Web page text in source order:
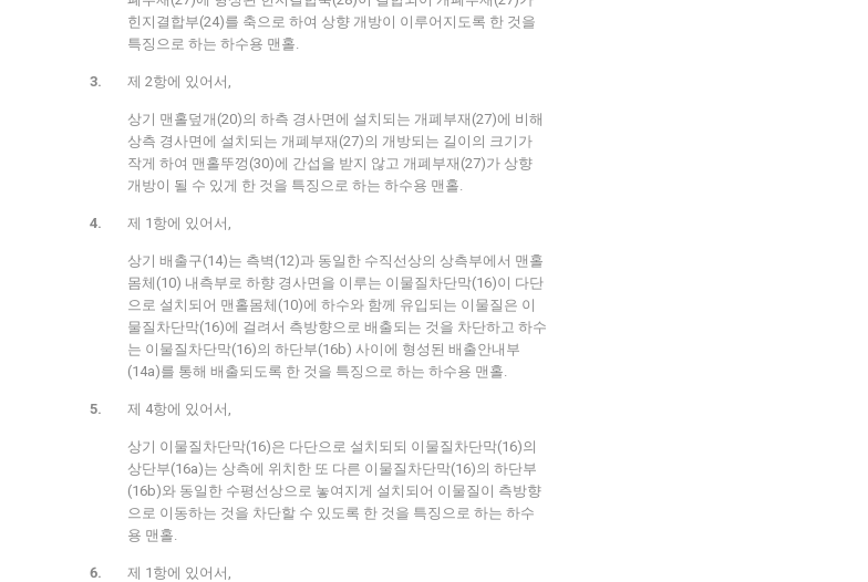
힌지결합부(24)를 축으로 하여 상향 개방이 이루어지도록 한 것을
특징으로 하는 하수용 맨홀.
제 2항에 있어서,
상기 맨홀덮개(20)의 하측 경사면에 설치되는 개폐부재(27)에 비해
상측 경사면에 설치되는 개폐부재(27)의 개방되는 길이의 크기가
작게 하여 맨홀뚜껑(30)에 간섭을 받지 않고 개폐부재(27)가 상향
개방이 될 수 있게 한 것을 특징으로 하는 하수용 맨홀.
제 1항에 있어서,
상기 배출구(14)는 측벽(12)과 동일한 수직선상의 상측부에서 맨홀
몸체(10) 내측부로 하향 경사면을 이루는 이물질차단막(16)이 다단
으로 설치되어 맨홀몸체(10)에 하수와 함께 유입되는 이물질은 이
물질차단막(16)에 걸려서 측방향으로 배출되는 것을 차단하고 하수
는 이물질차단막(16)의 하단부(16b) 사이에 형성된 배출안내부
(14a)를 통해 배출되도록 한 것을 특징으로 하는 하수용 맨홀.
제 4항에 있어서,
상기 이물질차단막(16)은 다단으로 설치되되 이물질차단막(16)의
상단부(16a)는 상측에 위치한 또 다른 이물질차단막(16)의 하단부
(16b)와 동일한 수평선상으로 놓여지게 설치되어 이물질이 측방향
으로 이동하는 것을 차단할 수 있도록 한 것을 특징으로 하는 하수
용 맨홀.
제 1항에 있어서,